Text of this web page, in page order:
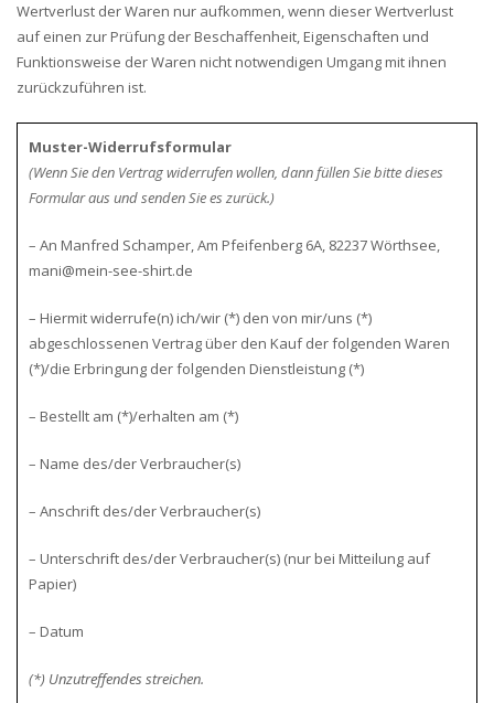
Wertverlust der Waren nur aufkommen, wenn dieser Wertverlust
auf einen zur Prüfung der Beschaffenheit, Eigenschaften und
Funktionsweise der Waren nicht notwendigen Umgang mit ihnen
zurückzuführen ist.
Muster-Widerrufsformular
(Wenn Sie den Vertrag widerrufen wollen, dann füllen Sie bitte dieses
Formular aus und senden Sie es zurück.)
– An Manfred Schamper, Am Pfeifenberg 6A, 82237 Wörthsee,
mani@mein-see-shirt.de
– Hiermit widerrufe(n) ich/wir (*) den von mir/uns (*)
abgeschlossenen Vertrag über den Kauf der folgenden Waren
(*)/die Erbringung der folgenden Dienstleistung (*)
– Bestellt am (*)/erhalten am (*)
– Name des/der Verbraucher(s)
– Anschrift des/der Verbraucher(s)
– Unterschrift des/der Verbraucher(s) (nur bei Mitteilung auf
Papier)
– Datum
(*) Unzutreffendes streichen.